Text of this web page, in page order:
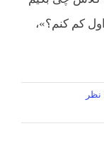
کم کنم؟»،